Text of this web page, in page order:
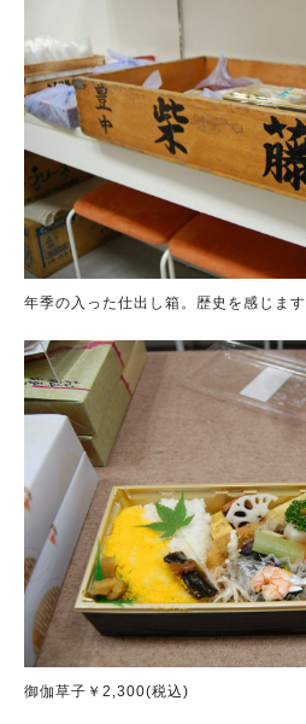
年季の入った仕出し箱。歴史を感じます
御伽草子￥2,300(税込)